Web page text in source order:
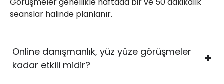
seanslar halinde planlanır.
Online danışmanlık, yüz yüze görüşmeler
kadar etkili midir?